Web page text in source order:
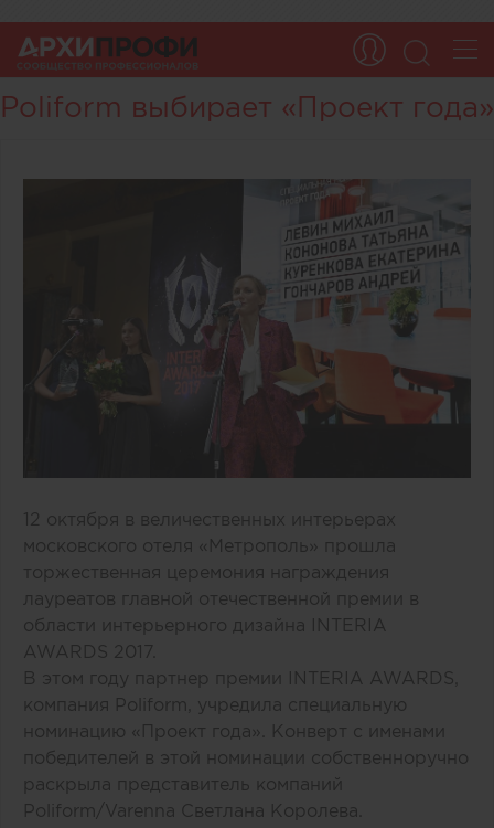
Poliform выбирает «Проект года»
12 октября в величественных интерьерах
московского отеля «Метрополь» прошла
торжественная церемония награждения
лауреатов главной отечественной премии в
области интерьерного дизайна INTERIA
AWARDS 2017.
В этом году партнер премии INTERIA AWARDS,
компания Poliform, учредила специальную
номинацию «Проект года». Конверт с именами
победителей в этой номинации собственноручно
раскрыла представитель компаний
Poliform/Varenna Светлана Королева.